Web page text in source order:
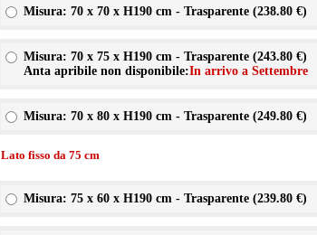
Misura: 70 x 70 x H190 cm - Trasparente (238.80 €)
Misura: 70 x 75 x H190 cm - Trasparente (243.80 €)
Anta apribile non disponibile:In arrivo a Settembre
Misura: 70 x 80 x H190 cm - Trasparente (249.80 €)
Lato fisso da 75 cm
Misura: 75 x 60 x H190 cm - Trasparente (239.80 €)